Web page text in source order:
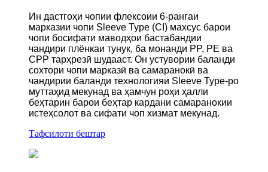
Ин дастгоҳи чопии флексоии 6-рангаи
марказии чопи Sleeve Type (CI) махсус барои
чопи босифати маводҳои бастабандии
чандири плёнкаи тунук, ба монанди PP, PE ва
CPP тарҳрезӣ шудааст. Он устувории баланди
сохтори чопи марказӣ ва самаранокӣ ва
чандирии баланди технологияи Sleeve Type-ро
муттаҳид мекунад ва ҳамчун роҳи ҳалли
беҳтарин барои беҳтар кардани самаранокии
истеҳсолот ва сифати чоп хизмат мекунад.
Тафсилоти бештар